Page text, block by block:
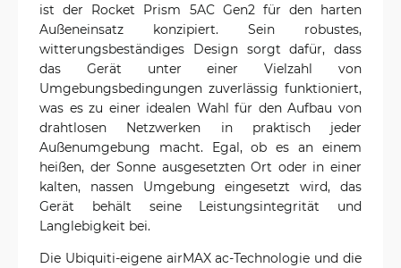
ist der Rocket Prism 5AC Gen2 für den harten
Außeneinsatz konzipiert. Sein robustes,
witterungsbeständiges Design sorgt dafür, dass
das Gerät unter einer Vielzahl von
Umgebungsbedingungen zuverlässig funktioniert,
was es zu einer idealen Wahl für den Aufbau von
drahtlosen Netzwerken in praktisch jeder
Außenumgebung macht. Egal, ob es an einem
heißen, der Sonne ausgesetzten Ort oder in einer
kalten, nassen Umgebung eingesetzt wird, das
Gerät behält seine Leistungsintegrität und
Langlebigkeit bei.
Die Ubiquiti-eigene airMAX ac-Technologie und die